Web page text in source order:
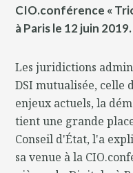
CIO.conférence «
à Paris le 12 juin 2019.
Les juridictions
DSI mutualisée, celle
enjeux actuels, la
tient une grande
Conseil d'État, l'a
sa venue à la